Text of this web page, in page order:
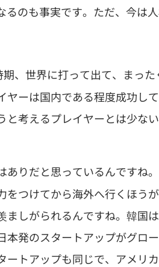
るのも事実です。ただ、今は
、世界に打って出て、まっ
ヤーは国内である程度成功し
と考えるプレイヤーとは少な
ありだと思っているんですね
をつけてから海外へ行くほう
ましがられるんですね。韓国
本発のスタートアップがグロ
ートアップも同じで、アメリ